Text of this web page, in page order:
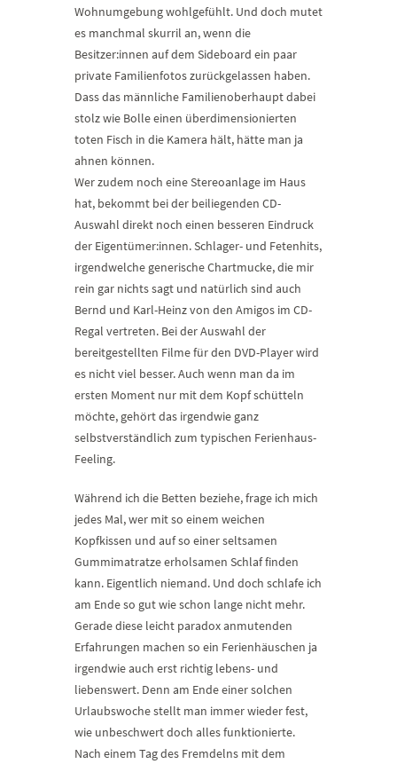
Wohnumgebung wohlgefühlt. Und doch mutet
es manchmal skurril an, wenn die
Besitzer:innen auf dem Sideboard ein paar
private Familienfotos zurückgelassen haben.
Dass das männliche Familienoberhaupt dabei
stolz wie Bolle einen überdimensionierten
toten Fisch in die Kamera hält, hätte man ja
ahnen können.
Wer zudem noch eine Stereoanlage im Haus
hat, bekommt bei der beiliegenden CD-
Auswahl direkt noch einen besseren Eindruck
der Eigentümer:innen. Schlager- und Fetenhits,
irgendwelche generische Chartmucke, die mir
rein gar nichts sagt und natürlich sind auch
Bernd und Karl-Heinz von den Amigos im CD-
Regal vertreten. Bei der Auswahl der
bereitgestellten Filme für den DVD-Player wird
es nicht viel besser. Auch wenn man da im
ersten Moment nur mit dem Kopf schütteln
möchte, gehört das irgendwie ganz
selbstverständlich zum typischen Ferienhaus-
Feeling.
Während ich die Betten beziehe, frage ich mich
jedes Mal, wer mit so einem weichen
Kopfkissen und auf so einer seltsamen
Gummimatratze erholsamen Schlaf finden
kann. Eigentlich niemand. Und doch schlafe ich
am Ende so gut wie schon lange nicht mehr.
Gerade diese leicht paradox anmutenden
Erfahrungen machen so ein Ferienhäuschen ja
irgendwie auch erst richtig lebens- und
liebenswert. Denn am Ende einer solchen
Urlaubswoche stellt man immer wieder fest,
wie unbeschwert doch alles funktionierte.
Nach einem Tag des Fremdelns mit dem